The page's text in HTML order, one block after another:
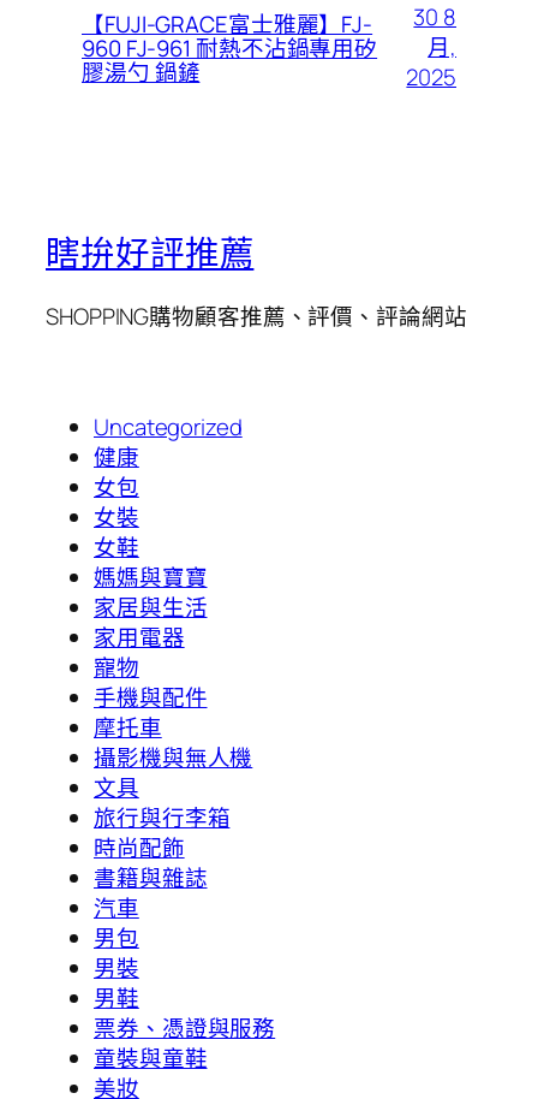
【FUJI-GRACE富士雅麗】FJ-
960 FJ-961 耐熱不沾鍋專用矽
膠湯勺 鍋鏟
30 8
月,
2025
瞎拚好評推薦
SHOPPING購物顧客推薦、評價、評論網站
Uncategorized
健康
女包
女裝
女鞋
媽媽與寶寶
家居與生活
家用電器
寵物
手機與配件
摩托車
攝影機與無人機
文具
旅行與行李箱
時尚配飾
書籍與雜誌
汽車
男包
男裝
男鞋
票券、憑證與服務
童裝與童鞋
美妝